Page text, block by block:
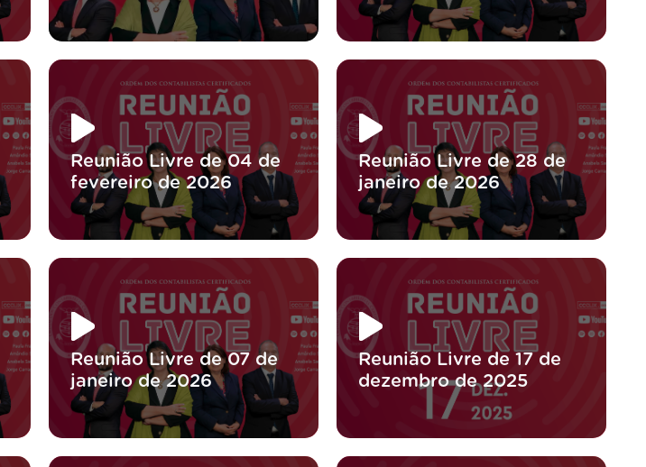
Reunião Livre de 04 de
fevereiro de 2026
Reunião Livre de 28 de
janeiro de 2026
Reunião Livre de 07 de
janeiro de 2026
Reunião Livre de 17 de
dezembro de 2025